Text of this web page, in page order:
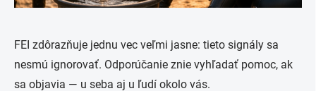
FEI zdôrazňuje jednu vec veľmi jasne: tieto signály sa
nesmú ignorovať. Odporúčanie znie vyhľadať pomoc, ak
sa objavia — u seba aj u ľudí okolo vás.